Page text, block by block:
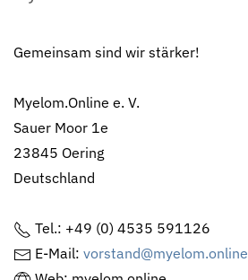
Gemeinsam sind wir stärker!
Myelom.Online e. V.
Sauer Moor 1e
23845 Oering
Deutschland
Tel.: +49 (0) 4535 591126
E-Mail: vorstand@myelom.online